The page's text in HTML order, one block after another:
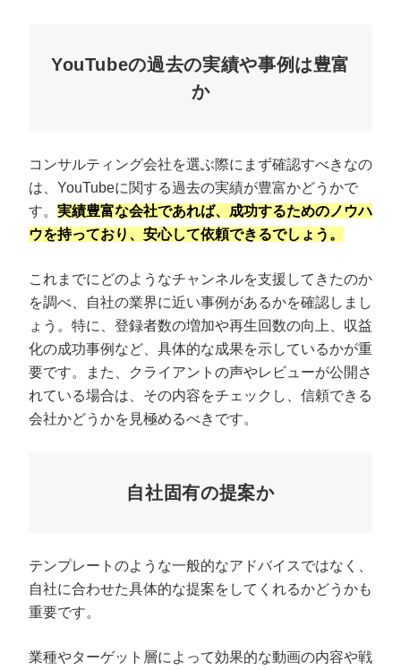
YouTubeの過去の実績や事例は豊富
か
コンサルティング会社を選ぶ際にまず確認すべきなの
は、YouTubeに関する過去の実績が豊富かどうかで
す。 実績豊富な会社であれば、成功するためのノウハ
ウを持っており、安心して依頼できるでしょう。
これまでにどのようなチャンネルを支援してきたのか
を調べ、自社の業界に近い事例があるかを確認しまし
ょう。特に、登録者数の増加や再生回数の向上、収益
化の成功事例など、具体的な成果を示しているかが重
要です。また、クライアントの声やレビューが公開さ
れている場合は、その内容をチェックし、信頼できる
会社かどうかを見極めるべきです。
自社固有の提案か
テンプレートのような一般的なアドバイスではなく、
自社に合わせた具体的な提案をしてくれるかどうかも
重要です。
業種やターゲット層によって効果的な動画の内容や戦